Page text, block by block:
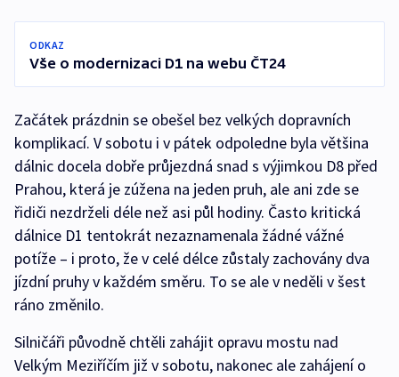
ODKAZ
Vše o modernizaci D1 na webu ČT24
Začátek prázdnin se obešel bez velkých dopravních
komplikací. V sobotu i v pátek odpoledne byla většina
dálnic docela dobře průjezdná snad s výjimkou D8 před
Prahou, která je zúžena na jeden pruh, ale ani zde se
řidiči nezdrželi déle než asi půl hodiny. Často kritická
dálnice D1 tentokrát nezaznamenala žádné vážné
potíže – i proto, že v celé délce zůstaly zachovány dva
jízdní pruhy v každém směru. To se ale v neděli v šest
ráno změnilo.
Silničáři původně chtěli zahájit opravu mostu nad
Velkým Meziříčím již v sobotu, nakonec ale zahájení o